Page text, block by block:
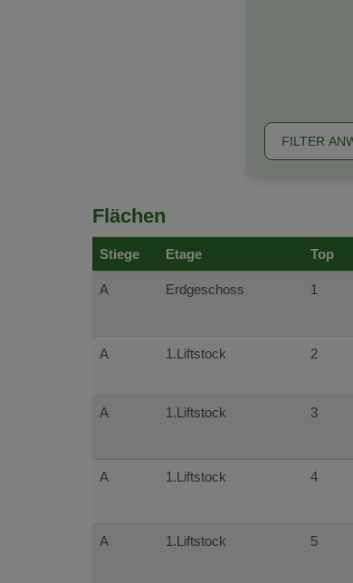
FILTER
Flächen
Stiege Etage Top
A Erdgeschoss 1
A 1.Liftstock 2
A 1.Liftstock 3
A 1.Liftstock 4
A 1.Liftstock 5